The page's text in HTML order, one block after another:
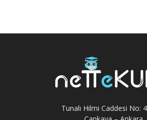
Tunalı Hilmi Caddesi No: